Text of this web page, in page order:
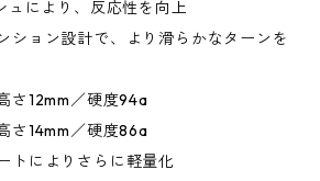
ュにより、反応性を向上
ション設計で、より滑らかなターンを
さ12mm／硬度94a
さ14mm／硬度86a
トによりさらに軽量化